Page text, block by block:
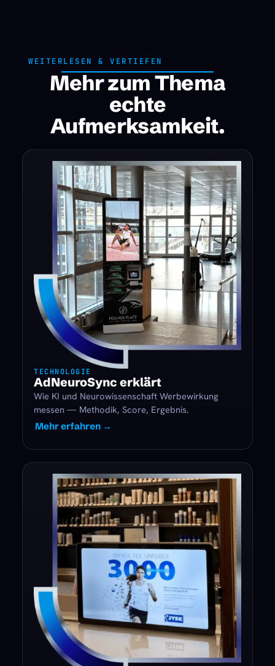
WEITERLESEN & VERTIEFEN
Mehr zum Thema
echte
Aufmerksamkeit.
TECHNOLOGIE
AdNeuroSync erklärt
Wie KI und Neurowissenschaft Werbewirkung
messen — Methodik, Score, Ergebnis.
Mehr erfahren →